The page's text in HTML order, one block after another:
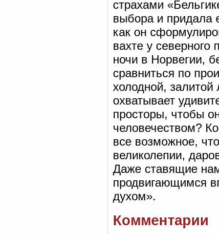
страхами
выбора и придала
как он
вахте у
ночи в Норвегии,
сравниться по
холодной,
охватывает
просторы, чтобы
человечеством?
все возможное,
великолепии,
Даже ставящие
продвигающимся
духом».
Комментарии